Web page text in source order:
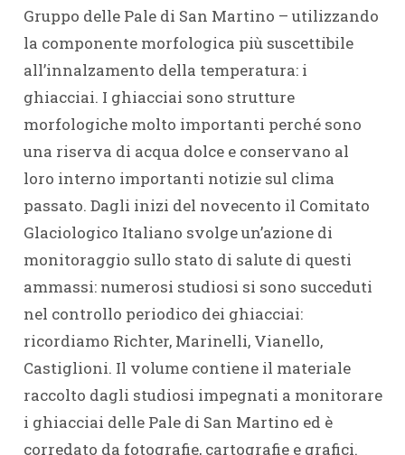
Gruppo delle Pale di San Martino – utilizzando
la componente morfologica più suscettibile
all’innalzamento della temperatura: i
ghiacciai. I ghiacciai sono strutture
morfologiche molto importanti perché sono
una riserva di acqua dolce e conservano al
loro interno importanti notizie sul clima
passato. Dagli inizi del novecento il Comitato
Glaciologico Italiano svolge un’azione di
monitoraggio sullo stato di salute di questi
ammassi: numerosi studiosi si sono succeduti
nel controllo periodico dei ghiacciai:
ricordiamo Richter, Marinelli, Vianello,
Castiglioni. Il volume contiene il materiale
raccolto dagli studiosi impegnati a monitorare
i ghiacciai delle Pale di San Martino ed è
corredato da fotografie, cartografie e grafici.